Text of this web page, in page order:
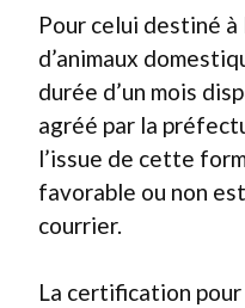
Pour celui destiné
d’animaux
durée d’un mois
agréé par la
l’issue de cette
favorable ou non
courrier.
La certification